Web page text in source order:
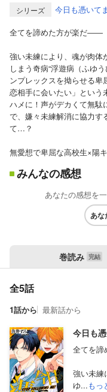
シリーズ
今日も憑いて
全てを諦めた方が楽だ――
強い未練により、魂が肉体
しまう奇病“浮遊病（ふゆ
ンプレックスを拗らせる卑
恋相手に会いたい」という
ハメに！声がデカくて無駄
で、嫌々未練解消に協力す
て…？
無愛想で卑屈な高校生×陽
みんなの感想
あなたの感想を
あな
巻読み
全5話
1話から 最新話から
今日も
全てを
強い未練
ゆ...もっ